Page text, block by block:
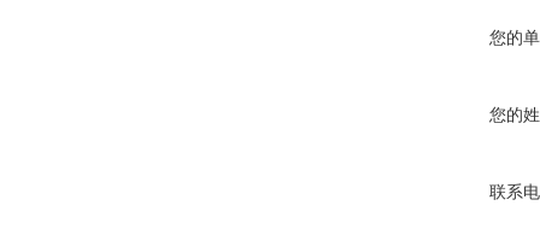
您的
您的
联系